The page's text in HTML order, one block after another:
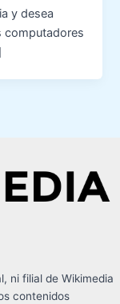
y desea
computadores
ni filial de Wikimedia
contenidos